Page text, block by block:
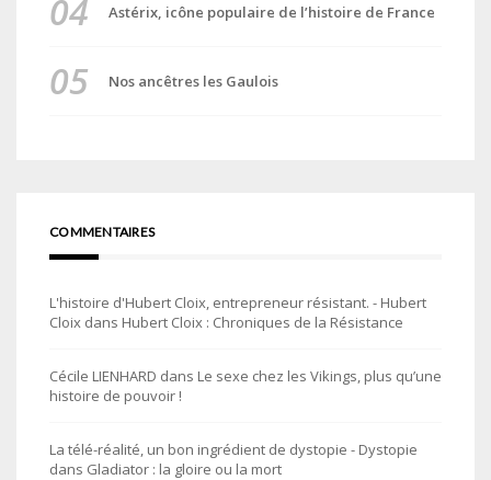
Astérix, icône populaire de l’histoire de France
Nos ancêtres les Gaulois
COMMENTAIRES
L'histoire d'Hubert Cloix, entrepreneur résistant. - Hubert
Cloix dans Hubert Cloix : Chroniques de la Résistance
Cécile LIENHARD dans Le sexe chez les Vikings, plus qu’une
histoire de pouvoir !
La télé-réalité, un bon ingrédient de dystopie - Dystopie
dans Gladiator : la gloire ou la mort